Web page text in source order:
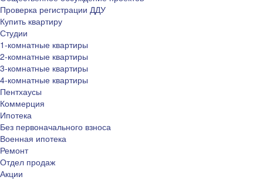
Проверка регистрации ДДУ
Купить квартиру
Студии
1-комнатные квартиры
2-комнатные квартиры
3-комнатные квартиры
4-комнатные квартиры
Пентхаусы
Коммерция
Ипотека
Без первоначального взноса
Военная ипотека
Ремонт
Отдел продаж
Акции